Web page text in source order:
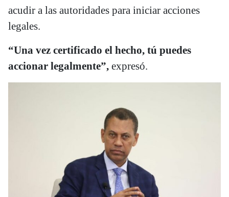
acudir a las autoridades para iniciar acciones
legales.
“Una vez certificado el hecho, tú puedes
accionar legalmente”, expresó.